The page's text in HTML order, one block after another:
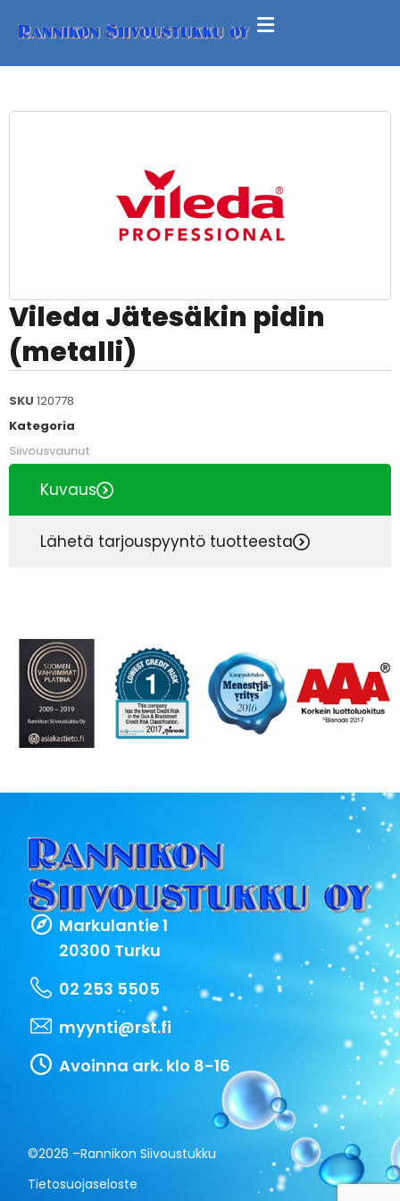
Vileda Jätesäkin pidin
(metalli)
SKU 120778
Kategoria
Siivousvaunut
Kuvaus
Lähetä tarjouspyyntö tuotteesta
Markulantie 1
20300 Turku
02 253 5505
myynti@rst.fi
Avoinna ark. klo 8-16
©2026 –Rannikon Siivoustukku
Tietosuojaseloste